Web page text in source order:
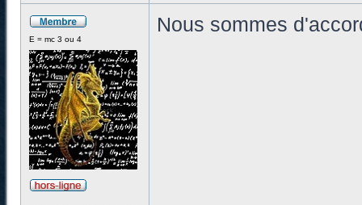
E = mc 3 ou 4
Nous sommes